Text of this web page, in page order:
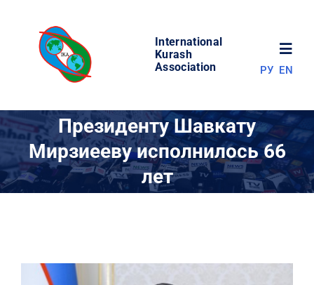
content
International
Kurash
Association
МИР КУРАША
РУ EN
Президенту Шавкату
Мирзиееву исполнилось 66
лет